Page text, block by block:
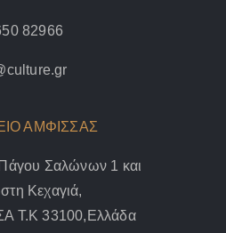
82966
r
ΑΜΦΙΣΣΑΣ
Σαλώνων 1 και
Κεχαγιά,
Τ.Κ 33100,Ελλάδα